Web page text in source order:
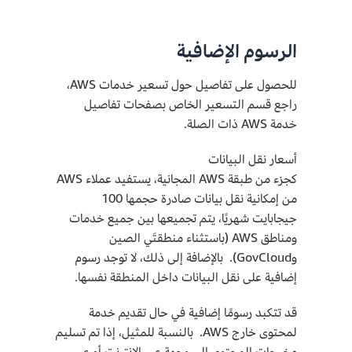
الرسوم الإضافية
للحصول على تفاصيل حول تسعير خدمات AWS،
راجع قسم التسعير الخاص بصفحات تفاصيل
خدمة AWS ذات الصلة.
أسعار نقل البيانات
كجزء من طبقة AWS المجانية، يستفيد عملاء AWS
من إمكانية نقل بيانات صادرة حجمها 100
جيجابايت شهريًا، يتم تجميعها بين جميع خدمات
ومناطق AWS (باستثناء منطقتَي الصين
وGovCloud). بالإضافة إلى ذلك، لا توجد رسوم
إضافية على نقل البيانات داخل المنطقة نفسها.
قد تتكبد رسومًا إضافية في حال تقديم خدمة
لمحتوى خارج AWS. بالنسبة للمثيل، إذا تم تسليم